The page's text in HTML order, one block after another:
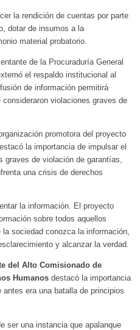
la rendición de cuentas por parte
dotar de insumos a la
material probatorio.
de la Procuraduría General
el respaldo institucional al
de información permitirá
violaciones graves de
promotora del proyecto
la importancia de impulsar el
graves de violación de garantías,
una crisis de derechos
la información. El proyecto
sobre todos aquellos
sociedad conozca la información,
y alcanzar la verdad.
del Alto Comisionado de
Humanos destacó la importancia
era una batalla de principios
ser una instancia que apalanque